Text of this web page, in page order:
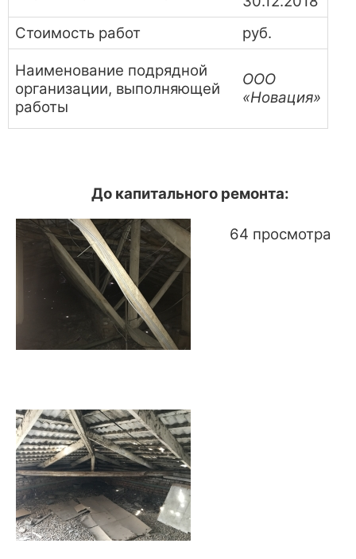
Стоимость работ
руб.
Наименование подрядной
организации, выполняющей
работы
ООО
«Новация»
До капитального ремонта:
64 просмотра